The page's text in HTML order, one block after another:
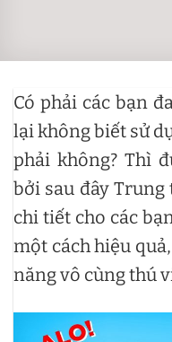
Có phải các bạn
lại không biết sử
phải không? Thì
bởi sau đây
chi tiết cho các
một cách hiệu
năng vô cùng thú